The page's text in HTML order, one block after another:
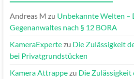
Andreas M zu Unbekannte Welten –
Gegenanwaltes nach § 12 BORA
KameraExpertezu Die Zulässigkeit
bei Privatgrundstücken
Kamera Attrappezu Die Zulässigkeit